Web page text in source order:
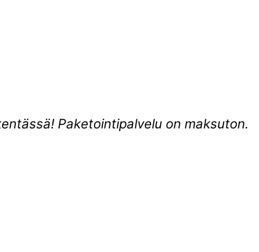
Paketointipalvelu on maksuton.